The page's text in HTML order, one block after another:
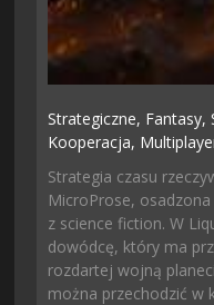
Strategiczne, Fantasy,
Kooperacja,
Strategia czasu
MicroProse,
z science fiction. W
dowódcę, który ma
rozdartej wojną
można przechodzić w